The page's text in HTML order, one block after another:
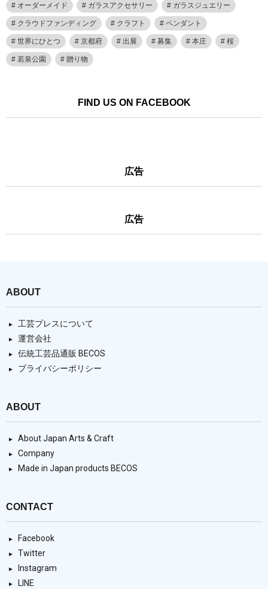
オーダーメイド ガラスアクセサリー ガラスジュエリー
クラウドファンディング クラフト ペンダント
世界にひとつ 京都府 出展 募集 本庄 桜
若泉公園 贈り物
FIND US ON FACEBOOK
広告
広告
ABOUT
工芸プレスについて
運営会社
伝統工芸品通販 BECOS
プライバシーポリシー
ABOUT
About Japan Arts & Craft
Company
Made in Japan products BECOS
CONTACT
Facebook
Twitter
Instagram
LINE